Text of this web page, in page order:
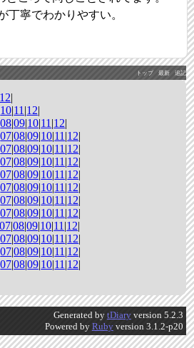
丁寧でわかりやすい。
トップ 最新 追記
12|
10|11 |12|
08|09|10|11 |12|
07|08|09|10|11 |12|
07|08|09|10|11 |12|
07|08|09|10|11 |12|
07|08|09|10|11 |12|
07|08|09|10|11 |12|
07|08|09|10|11 |12|
07|08|09|10|11 |12|
07|08|09|10|11 |12|
07|08|09|10|11 |12|
07|08|09|10|11 |12|
07|08|09|10|11 |12|
Generated by tDiaryversion 5.2.3
Powered by Rubyversion 3.1.2-p20